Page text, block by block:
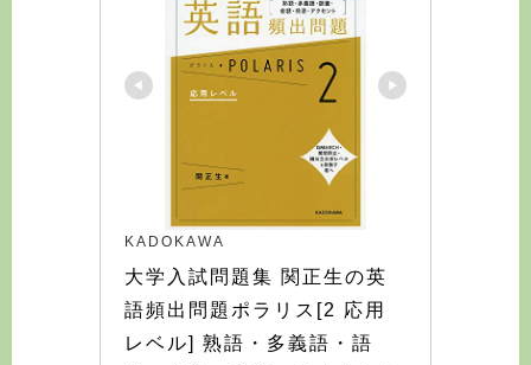
KADOKAWA
大学入試問題集 関正生の英
語頻出問題ポラリス[2 応用
レベル] 熟語・多義語・語